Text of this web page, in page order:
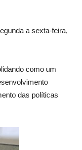
a sexta-feira,
como um
das políticas